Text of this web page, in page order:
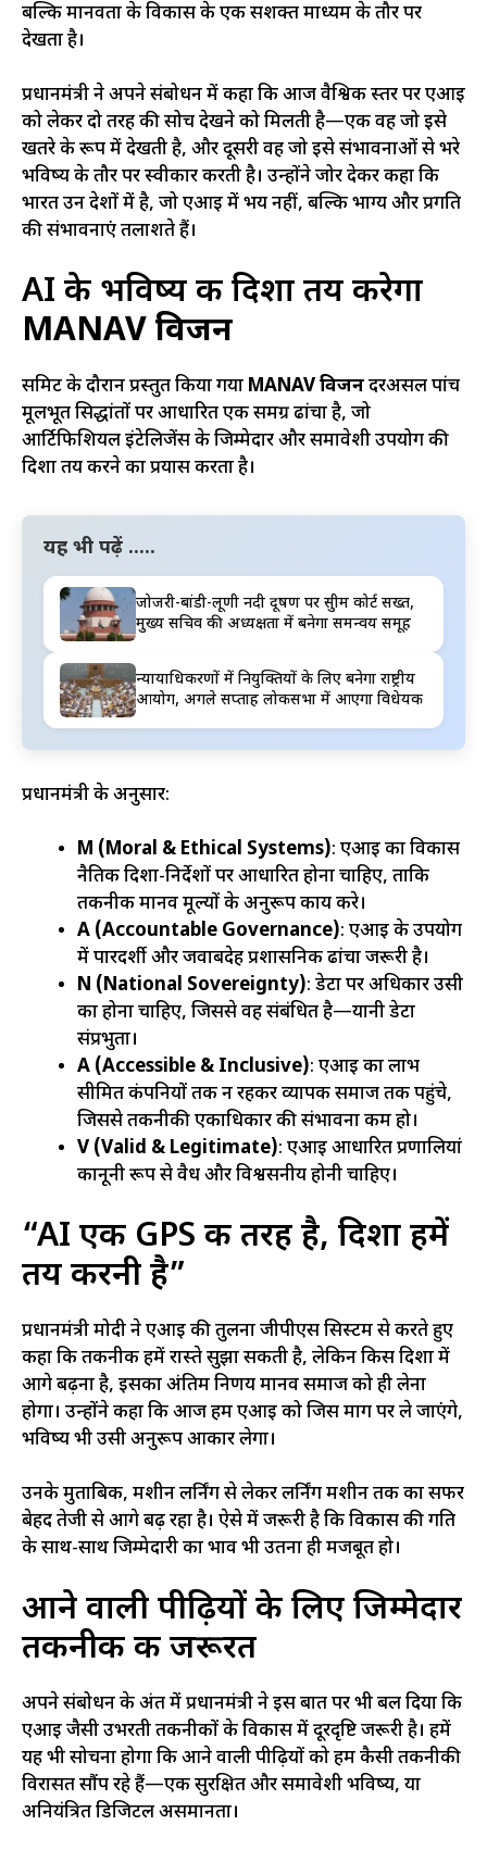
बल्कि मानवता के विकास के एक सशक्त माध्यम के तौर पर
देखता है।
प्रधानमंत्री ने अपने संबोधन में कहा कि आज वैश्विक स्तर पर एआई
को लेकर दो तरह की सोच देखने को मिलती है—एक वह जो इसे
खतरे के रूप में देखती है, और दूसरी वह जो इसे संभावनाओं से भरे
भविष्य के तौर पर स्वीकार करती है। उन्होंने जोर देकर कहा कि
भारत उन देशों में है, जो एआई में भय नहीं, बल्कि भाग्य और प्रगति
की संभावनाएं तलाशते हैं।
AI के भविष्य की दिशा तय करेगा
MANAV विजन
समिट के दौरान प्रस्तुत किया गया MANAV विजनदरअसल पांच
मूलभूत सिद्धांतों पर आधारित एक समग्र ढांचा है, जो
आर्टिफिशियल इंटेलिजेंस के जिम्मेदार और समावेशी उपयोग की
दिशा तय करने का प्रयास करता है।
यह भी पढ़ें .....
जोजरी-बांडी-लूणी नदी प्रदूषण पर सुप्रीम कोर्ट सख्त,
मुख्य सचिव की अध्यक्षता में बनेगा समन्वय समूह
न्यायाधिकरणों में नियुक्तियों के लिए बनेगा राष्ट्रीय
आयोग, अगले सप्ताह लोकसभा में आएगा विधेयक
प्रधानमंत्री के अनुसार:
M (Moral & Ethical Systems): एआई का विकास
नैतिक दिशा-निर्देशों पर आधारित होना चाहिए, ताकि
तकनीक मानव मूल्यों के अनुरूप कार्य करे।
A (Accountable Governance): एआई के उपयोग
में पारदर्शी और जवाबदेह प्रशासनिक ढांचा जरूरी है।
N (National Sovereignty): डेटा पर अधिकार उसी
का होना चाहिए, जिससे वह संबंधित है—यानी डेटा
संप्रभुता।
A (Accessible & Inclusive): एआई का लाभ
सीमित कंपनियों तक न रहकर व्यापक समाज तक पहुंचे,
जिससे तकनीकी एकाधिकार की संभावना कम हो।
V (Valid & Legitimate): एआई आधारित प्रणालियां
कानूनी रूप से वैध और विश्वसनीय होनी चाहिए।
“AI एक GPS की तरह है, दिशा हमें
तय करनी है”
प्रधानमंत्री मोदी ने एआई की तुलना जीपीएस सिस्टम से करते हुए
कहा कि तकनीक हमें रास्ते सुझा सकती है, लेकिन किस दिशा में
आगे बढ़ना है, इसका अंतिम निर्णय मानव समाज को ही लेना
होगा। उन्होंने कहा कि आज हम एआई को जिस मार्ग पर ले जाएंगे,
भविष्य भी उसी अनुरूप आकार लेगा।
उनके मुताबिक, मशीन लर्निंग से लेकर लर्निंग मशीन तक का सफर
बेहद तेजी से आगे बढ़ रहा है। ऐसे में जरूरी है कि विकास की गति
के साथ-साथ जिम्मेदारी का भाव भी उतना ही मजबूत हो।
आने वाली पीढ़ियों के लिए जिम्मेदार
तकनीक की जरूरत
अपने संबोधन के अंत में प्रधानमंत्री ने इस बात पर भी बल दिया कि
एआई जैसी उभरती तकनीकों के विकास में दूरदृष्टि जरूरी है। हमें
यह भी सोचना होगा कि आने वाली पीढ़ियों को हम कैसी तकनीकी
विरासत सौंप रहे हैं—एक सुरक्षित और समावेशी भविष्य, या
अनियंत्रित डिजिटल असमानता।